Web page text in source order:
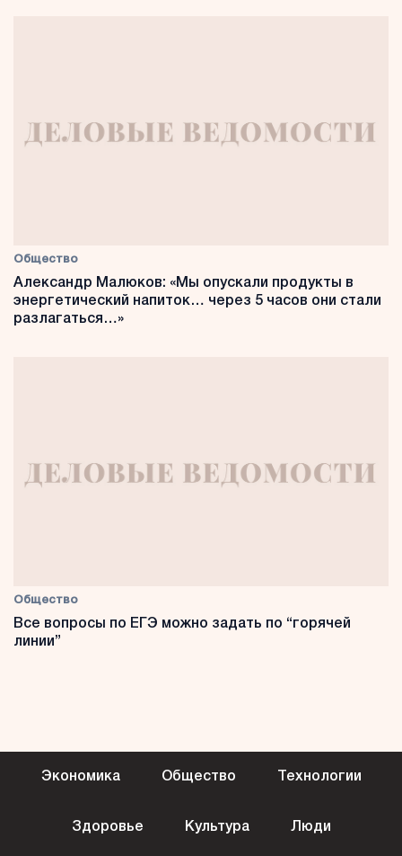
Общество
Александр Малюков: «Мы опускали продукты в
энергетический напиток… через 5 часов они стали
разлагаться…»
Общество
Все вопросы по ЕГЭ можно задать по “горячей
линии”
Экономика Общество Технологии
Здоровье Культура Люди